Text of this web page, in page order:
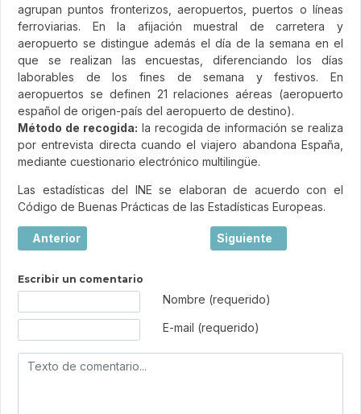
agrupan puntos fronterizos, aeropuertos, puertos o líneas
ferroviarias. En la afijación muestral de carretera y
aeropuerto se distingue además el día de la semana en el
que se realizan las encuestas, diferenciando los días
laborables de los fines de semana y festivos. En
aeropuertos se definen 21 relaciones aéreas (aeropuerto
español de origen-país del aeropuerto de destino).
Método de recogida: la recogida de información se realiza
por entrevista directa cuando el viajero abandona España,
mediante cuestionario electrónico multilingüe.
Las estadísticas del INE se elaboran de acuerdo con el
Código de Buenas Prácticas de las Estadísticas Europeas.
Artículo anterior: Encuesta de Gasto Turístico (EGATUR)
Anterior Artículo siguiente:
Siguiente
Escribir un comentario
Nombre (requerido)
E-mail (requerido)